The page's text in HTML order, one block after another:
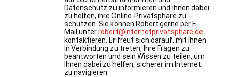
Datenschutz zu informieren und ihnen dabei
zu helfen, ihre Online-Privatsphäre zu
schützen. Sie können Robert gerne per E-
Mail unterrobert@internetprivatsphare.de
kontaktieren. Er freut sich darauf, mit Ihnen
in Verbindung zu treten, Ihre Fragen zu
beantworten und sein Wissen zu teilen, um
Ihnen dabei zu helfen, sicherer im Internet
zu navigieren.